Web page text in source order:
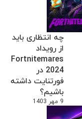
چه انتظاری باید
از رویداد
Fortnitemares
2024 در
فورتنایت داشته
باشیم؟
9 مهر 1403